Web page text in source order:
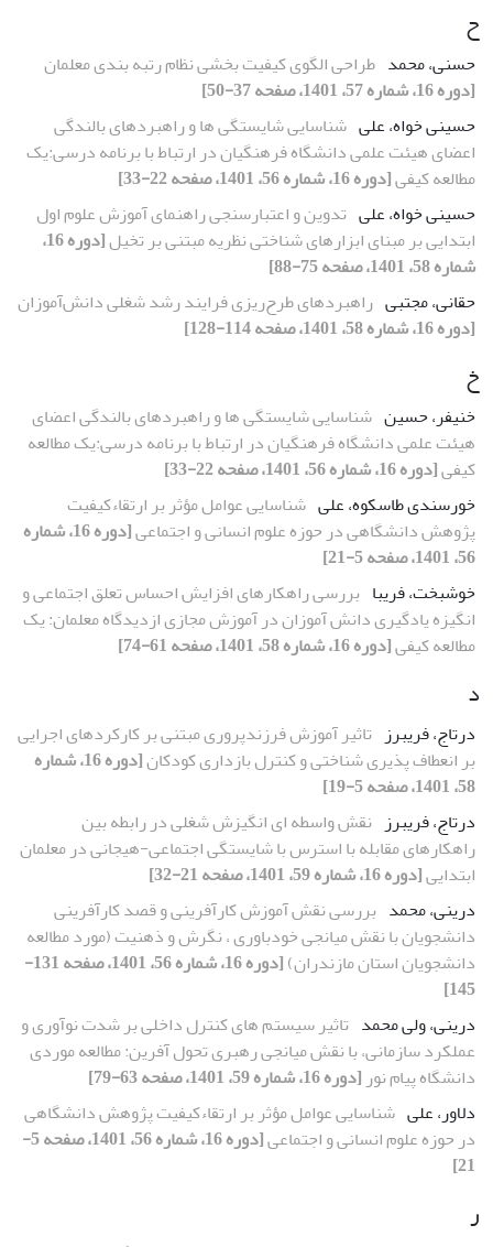
ح
حسنی، محمد طراحی الگوی کیفیت بخشی نظام رتبه بندی معلمان
[دوره 16، شماره 57، 1401، صفحه 37-50]
حسینی خواه، علی شناسایی شایستگی ها و راهبردهای بالندگی
اعضای هیئت علمی دانشگاه فرهنگیان در ارتباط با برنامه درسی:یک
مطالعه کیفی[دوره 16، شماره 56، 1401، صفحه 22-33]
حسینی خواه، علی تدوین و اعتبارسنجی راهنمای آموزش علوم اول
ابتدایی بر مبنای ابزارهای شناختی نظریه مبتنی بر تخیل
[دوره 16،
شماره 58، 1401، صفحه 75-88]
حقانی، مجتبی راهبردهای طرح‌ریزی فرایند رشد شغلی دانش‌آموزان
[دوره 16، شماره 58، 1401، صفحه 114-128]
خ
خنیفر، حسین شناسایی شایستگی ها و راهبردهای بالندگی اعضای
هیئت علمی دانشگاه فرهنگیان در ارتباط با برنامه درسی:یک مطالعه
کیفی[دوره 16، شماره 56، 1401، صفحه 22-33]
خورسندی طاسکوه، علی شناسایی عوامل مؤثر بر ارتقاءکیفیت
پژوهش دانشگاهی در حوزه علوم انسانی و اجتماعی
[دوره 16، شماره
56، 1401، صفحه 5-21]
خوشبخت، فریبا بررسی راهکارهای افزایش احساس تعلق اجتماعی و
انگیزه یادگیری دانش آموزان در آموزش مجازی ازدیدگاه معلمان: یک
مطالعه کیفی[دوره 16، شماره 58، 1401، صفحه 61-74]
د
درتاج، فریبرز تاثیر آموزش فرزندپروری مبتنی بر کارکردهای اجرایی
بر انعطاف پذیری شناختی و کنترل بازداری کودکان
[دوره 16، شماره
58، 1401، صفحه 5-19]
درتاج، فریبرز نقش واسطه ای انگیزش شغلی در رابطه بین
راهکارهای مقابله با استرس با شایستگی اجتماعی-هیجانی در معلمان
ابتدایی[دوره 16، شماره 59، 1401، صفحه 21-32]
درینی، محمد بررسی نقش آموزش کارآفرینی و قصد کارآفرینی
دانشجویان با نقش میانجی خودباوری ، نگرش و ذهنیت (مورد مطالعه
دانشجویان استان مازندران)
[دوره 16، شماره 56، 1401، صفحه 131-
145]
درینی، ولی محمد تاثیر سیستم های کنترل داخلی بر شدت نوآوری و
عملکرد سازمانی، با نقش میانجی رهبری تحول آفرین: مطالعه موردی
دانشگاه پیام نور [دوره 16، شماره 59، 1401، صفحه 63-79]
دلاور، علی شناسایی عوامل مؤثر بر ارتقاءکیفیت پژوهش دانشگاهی
در حوزه علوم انسانی و اجتماعی
[دوره 16، شماره 56، 1401، صفحه 5-
21]
ر